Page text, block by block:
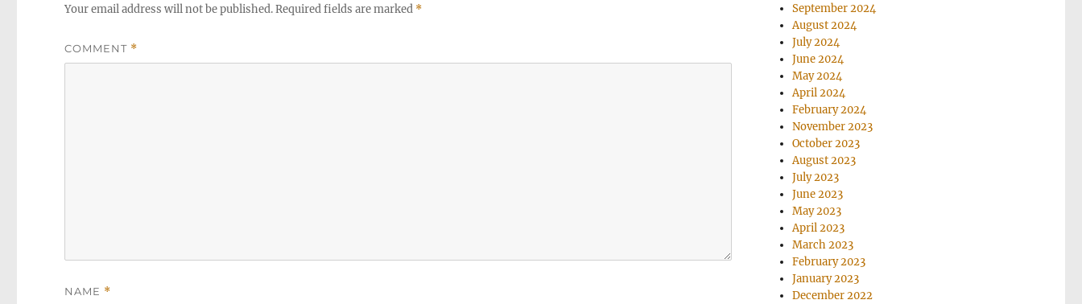
Your email address will not be published.Required fields are marked *
COMMENT *
NAME *
September 2024
August 2024
July 2024
June 2024
May 2024
April 2024
February 2024
November 2023
October 2023
August 2023
July 2023
June 2023
May 2023
April 2023
March 2023
February 2023
January 2023
December 2022